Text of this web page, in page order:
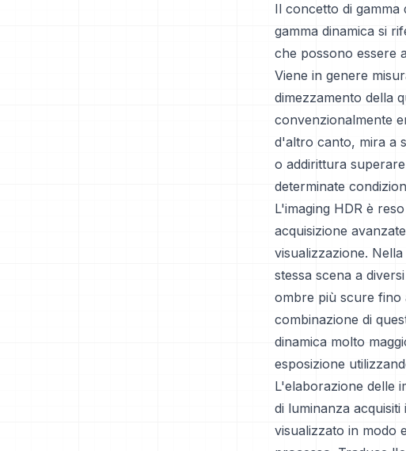
Il concetto di gamma
gamma dinamica si
che possono essere
Viene in genere
dimezzamento della
convenzionalmente
d'altro canto, mira a
o addirittura
determinate
L'imaging HDR è
acquisizione
visualizzazione.
stessa scena a
ombre più scure fino
combinazione di
dinamica molto
esposizione
L'elaborazione delle
di luminanza
visualizzato in modo